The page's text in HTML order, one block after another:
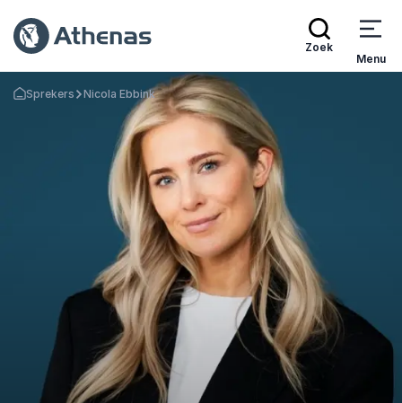
Zoek
Menu
Terug naar de startpagina
Sprekers Nicola Ebbink